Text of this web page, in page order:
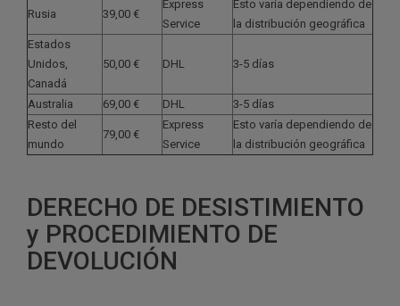
Rusia 39,00 €
Express
Service
Esto varía dependiendo de
la distribución geográfica
Estados
Unidos,
Canadá
50,00 € DHL 3-5 días
Australia 69,00 € DHL
3-5 días
Resto del
mundo
79,00 €
Express
Service
Esto varía dependiendo de
la distribución geográfica
DERECHO DE DESISTIMIENTO
y PROCEDIMIENTO DE
DEVOLUCIÓN